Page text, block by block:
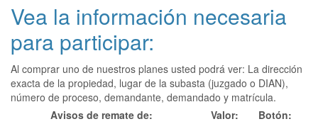
Vea la información necesaria
para participar:
Al comprar uno de nuestros planes usted podrá ver: La dirección
exacta de la propiedad, lugar de la subasta (juzgado o DIAN),
número de proceso, demandante, demandado y matrícula.
Avisos de remate de:
Valor:
Botón: